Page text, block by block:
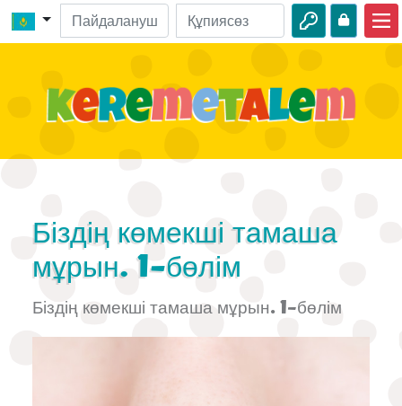
Киелі кітап оқиғалары
Шытырман оқиғалар
Біздің көмекші тамаша
мұрын. 1-бөлім
Біздің көмекші тамаша мұрын. 1-бөлім